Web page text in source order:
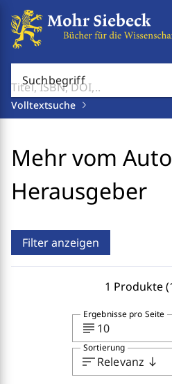
Suchbegriff
Volltextsuche
Mehr vom
Herausgeber
Filter anzeigen
1 Produkte
subject 10
Ergebnisse pro Seite
sortRelevanz south
Sortierung